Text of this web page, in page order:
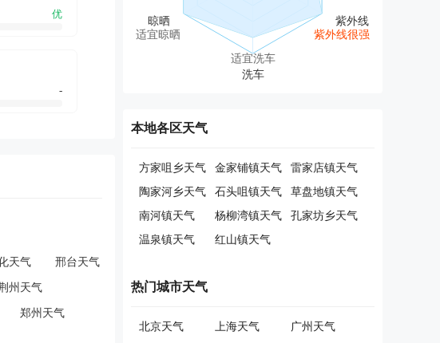
优
-
天气 邢台天气
州天气
郑州天气
适宜晾晒
适宜洗车
紫外线很强
本地各区天气
方家咀乡天气 金家铺镇天气
雷家店镇天气
陶家河乡天气
石头咀镇天气
草盘地镇天气
南河镇天气
杨柳湾镇天气
孔家坊乡天气
温泉镇天气
红山镇天气
热门城市天气
北京天气 上海天气
广州天气